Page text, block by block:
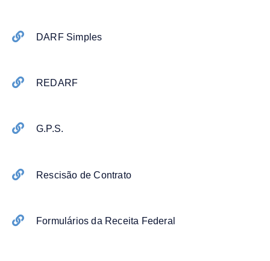
DARF Simples
REDARF
G.P.S.
Rescisão de Contrato
Formulários da Receita Federal